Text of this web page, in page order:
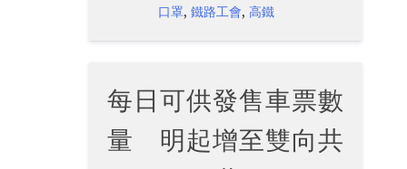
口罩,鐵路工會,高鐵
每日可供發售車票數
量 明起增至雙向共